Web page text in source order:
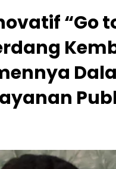
“Go